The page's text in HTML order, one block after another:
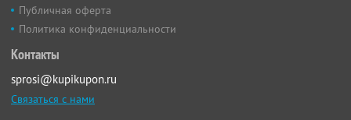
Публичная оферта
Политика конфиденциальности
Контакты
sprosi@kupikupon.ru
Связаться с нами